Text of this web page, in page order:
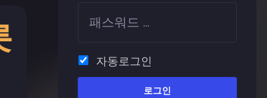
자동로그인
로그인